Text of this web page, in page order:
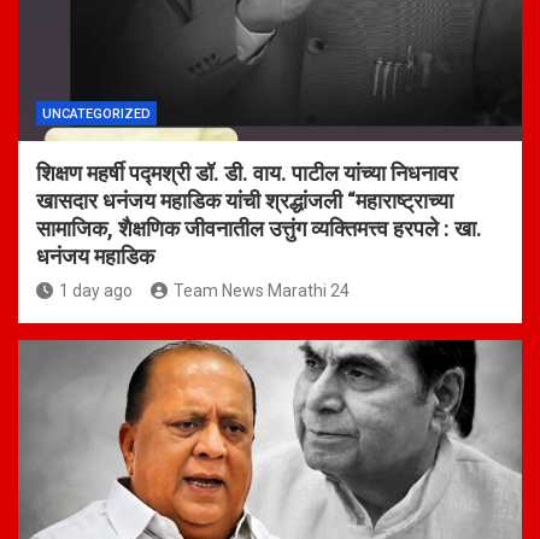
UNCATEGORIZED
शिक्षण महर्षी पद्मश्री डॉ. डी. वाय. पाटील यांच्या निधनावर
खासदार धनंजय महाडिक यांची श्रद्धांजली “महाराष्ट्राच्या
सामाजिक, शैक्षणिक जीवनातील उत्तुंग व्यक्तिमत्त्व हरपले : खा.
धनंजय महाडिक
1 day ago Team News Marathi 24